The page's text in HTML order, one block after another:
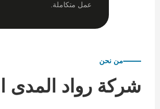
عمل متكاملة.
من نحن
شركة رواد المدى